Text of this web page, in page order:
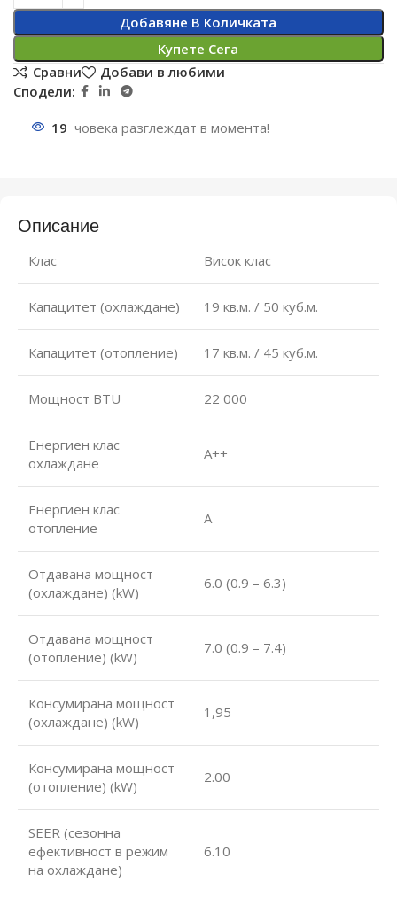
Добавяне В Количката
Купете Сега
Сравни
Добави в любими
Сподели:
19 човека разглеждат в момента!
Описание
Клас Висок клас
Капацитет (охлаждане) 19 кв.м. / 50 куб.м.
Капацитет (отопление) 17 кв.м. / 45 куб.м.
Мощност BTU 22 000
Енергиен клас
охлаждане
А++
Енергиен клас
отопление
А
Отдавана мощност
(охлаждане) (kW)
6.0 (0.9 – 6.3)
Отдавана мощност
(отопление) (kW)
7.0 (0.9 – 7.4)
Консумирана мощност
(охлаждане) (kW)
1,95
Консумирана мощност
(отопление) (kW)
2.00
SEER (сезонна
ефективност в режим
на охлаждане)
6.10